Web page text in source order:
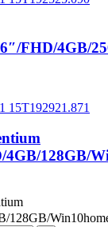
FHD/4GB/
4GB/128GB/
128GB/